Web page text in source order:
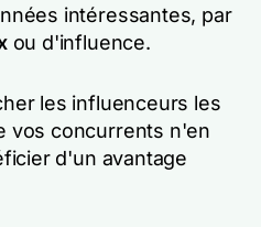
intéressantes, par
ou d'influence.
les influenceurs les
vos concurrents n'en
d'un avantage